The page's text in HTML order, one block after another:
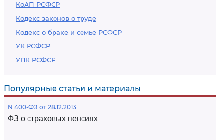
КоАП РСФСР
Кодекс законов о труде
Кодекс о браке и семье РСФСР
УК РСФСР
УПК РСФСР
Популярные статьи и материалы
N 400-ФЗ от 28.12.2013
ФЗ о страховых пенсиях